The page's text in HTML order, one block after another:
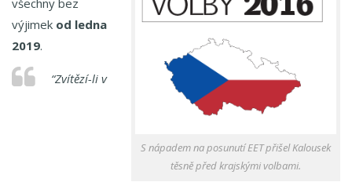
S nápadem na posunutí EET přišel Kalousek
těsně před krajskými volbami.
všechny bez
výjimek od ledna
2019.
“Zvítězí-li v